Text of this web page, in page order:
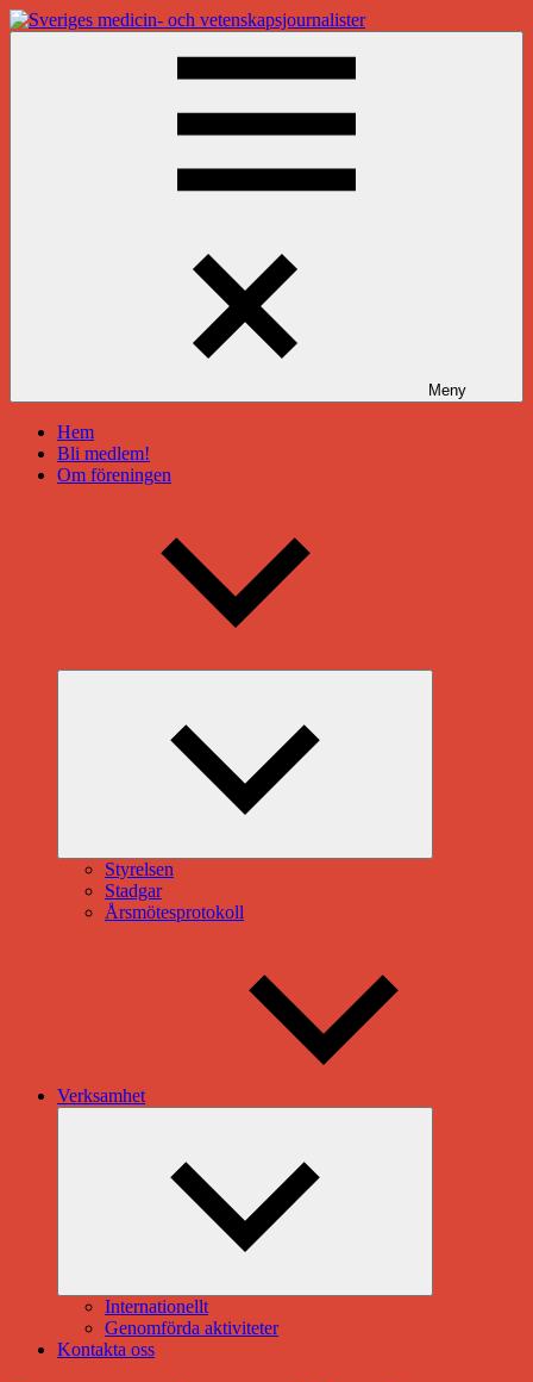
Hoppa
till
Meny
Hem
Bli medlem!
Om föreningen
Styrelsen
Stadgar
Årsmötesprotokoll
Verksamhet
Internationellt
Genomförda aktiviteter
Kontakta oss